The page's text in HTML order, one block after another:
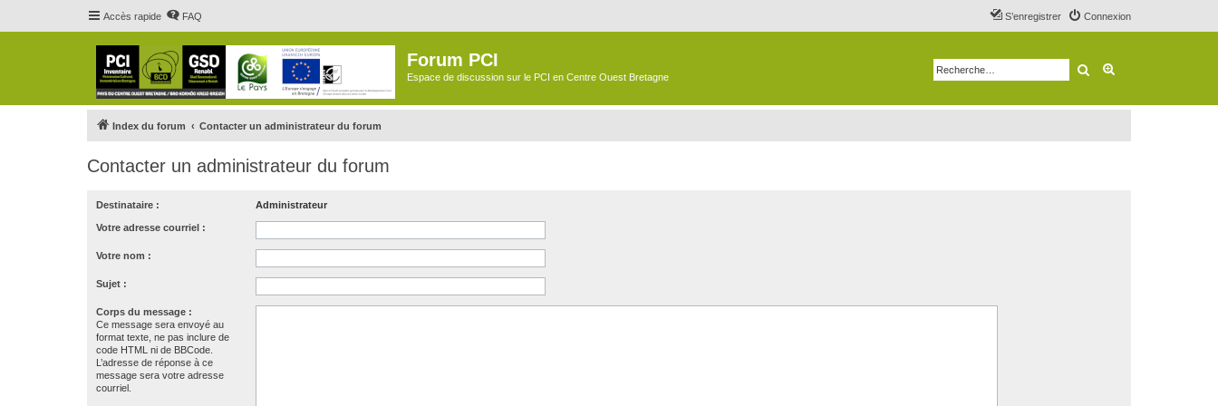
Accès rapide FAQ Connexion
S’enregistrer
Forum PCI
Espace de discussion sur le PCI en Centre Ouest Bretagne Rechercher
Index du forum Contacter un administrateur du forum
Contacter un administrateur du forum
Destinataire : Administrateur
Votre adresse courriel :
Votre nom :
Sujet :
Corps du message :
Ce message sera envoyé au
format texte, ne pas inclure de
code HTML ni de BBCode.
L’adresse de réponse à ce
message sera votre adresse
courriel.